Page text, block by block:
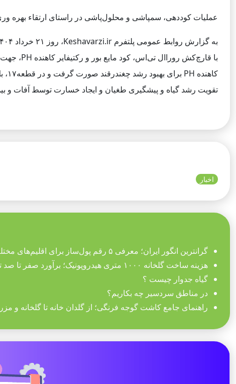
عملیات کوددهی، سمپاشی و محلول‌پاشی در راستای ارتقاء
تقویت رشد گیاه و پیشگیری طغیان و ایجاد خسارت توسط آفات و
اخبار
گرانترین انگور ایران؛ معرفی ۵ رقم پول‌ساز برای اقلیم‌های مختلف
هزینه ساخت گلخانه ۱۰۰۰ متری هیدروپونیک؛ برآورد صفر تا صد تجهیزات
گیاه جدوار چیست ؟
در مناطق سردسیر چه بکاریم؟
راهنمای جامع کاشت گوجه فرنگی؛ از گلدان خانه تا گلخانه و